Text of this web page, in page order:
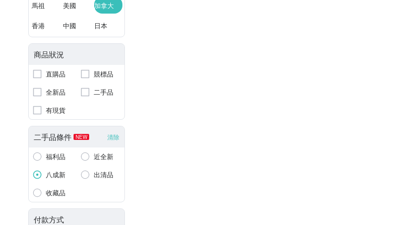
馬祖 美國 加拿大
香港 中國 日本
商品狀況
直購品
競標品
全新品
二手品
有現貨
二手品條件 NEW 清除
福利品
近全新
八成新
出清品
收藏品
付款方式